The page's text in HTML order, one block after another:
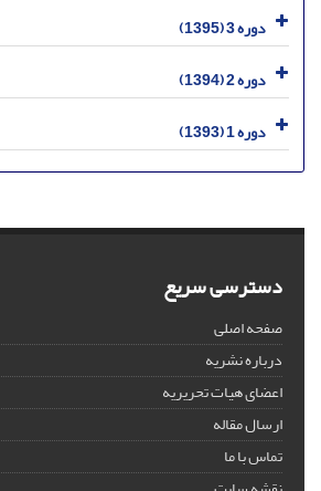
دوره 3 (1395)
دوره 2 (1394)
دوره 1 (1393)
دسترسی سریع
صفحه اصلی
درباره نشریه
اعضای هیات تحریریه
ارسال مقاله
تماس با ما